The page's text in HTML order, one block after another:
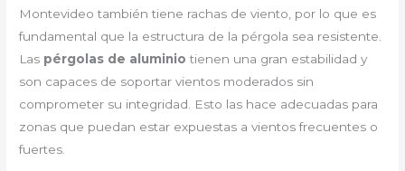
Montevideo también tiene rachas de viento, por lo que es
fundamental que la estructura de la pérgola sea resistente.
Las pérgolas de aluminio tienen una gran estabilidad y
son capaces de soportar vientos moderados sin
comprometer su integridad. Esto las hace adecuadas para
zonas que puedan estar expuestas a vientos frecuentes o
fuertes.